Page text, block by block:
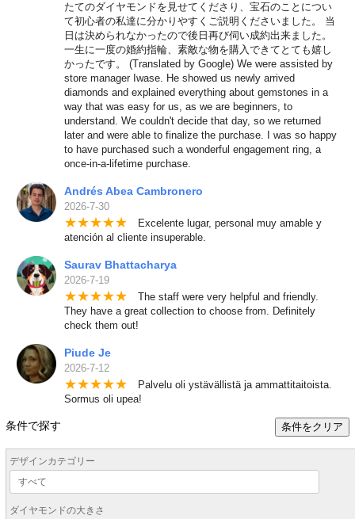
たてのダイヤモンドを見せてくださり、宝石のことについ
て初心者の私達に分かりやすくご説明くださいました。 当
日は決められなかったので後日再び伺い成約出来ました。
一生に一度の婚約指輪、素敵な物を購入できてとても嬉し
かったです。 (Translated by Google) We were assisted by
store manager Iwase. He showed us newly arrived
diamonds and explained everything about gemstones in a
way that was easy for us, as we are beginners, to
understand. We couldn't decide that day, so we returned
later and were able to finalize the purchase. I was so happy
to have purchased such a wonderful engagement ring, a
once-in-a-lifetime purchase.
Andrés Abea Cambronero
2026-7-30
★★★★★ Excelente lugar, personal muy amable y
atención al cliente insuperable.
Saurav Bhattacharya
2026-7-19
★★★★★ The staff were very helpful and friendly.
They have a great collection to choose from. Definitely
check them out!
Piude Je
2026-7-12
★★★★★ Palvelu oli ystävällistä ja ammattitaitoista.
Sormus oli upea!
条件で探す 条件をクリア
デザインカテゴリー
ダイヤモンドの大きさ